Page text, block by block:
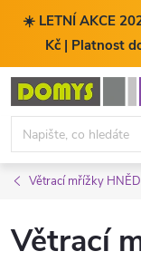
☀️ LETNÍ AKCE
Kč | Platnost
Přejít
obsah
Větrací mřížky
Větrací